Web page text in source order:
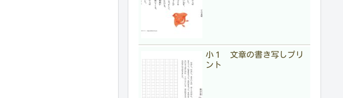
小１ 文章の書き写しプリ
ント